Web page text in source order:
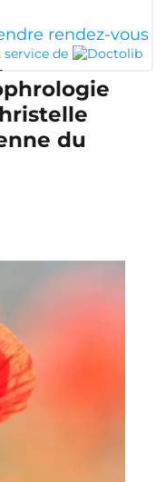
du
rendez-vous
service de